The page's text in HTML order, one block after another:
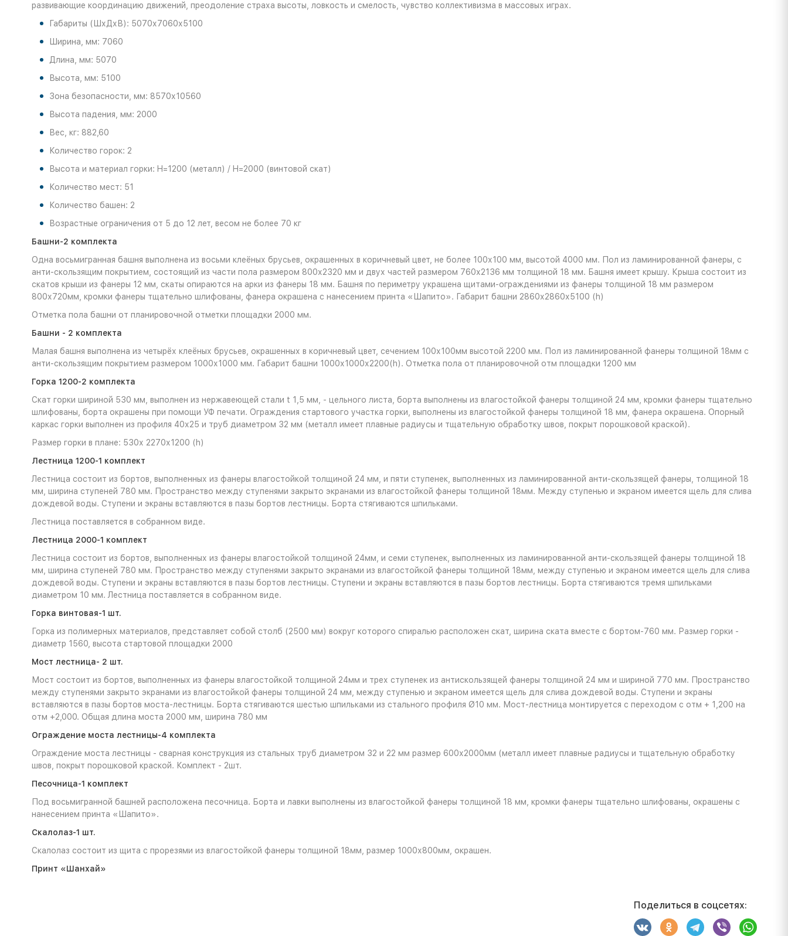
развивающие координацию движений, преодоление страха высоты, ловкость и смелость, чувство коллективизма в массовых играх.
Габариты (ШхДхВ): 5070х7060х5100
Ширина, мм: 7060
Длина, мм: 5070
Высота, мм: 5100
Зона безопасности, мм: 8570х10560
Высота падения, мм: 2000
Вес, кг: 882,60
Количество горок: 2
Высота и материал горки: H=1200 (металл) / H=2000 (винтовой скат)
Количество мест: 51
Количество башен: 2
Возрастные ограничения от 5 до 12 лет, весом не более 70 кг
Башни-2 комплекта
Одна восьмигранная башня выполнена из восьми клеёных брусьев, окрашенных в коричневый цвет, не более 100х100 мм, высотой 4000 мм. Пол из ламинированной фанеры, с
анти-скользящим покрытием, состоящий из части пола размером 800х2320 мм и двух частей размером 760х2136 мм толщиной 18 мм. Башня имеет крышу. Крыша состоит из
скатов крыши из фанеры 12 мм, скаты опираются на арки из фанеры 18 мм. Башня по периметру украшена щитами-ограждениями из фанеры толщиной 18 мм размером
800х720мм, кромки фанеры тщательно шлифованы, фанера окрашена с нанесением принта «Шапито». Габарит башни 2860х2860х5100 (h)
Отметка пола башни от планировочной отметки площадки 2000 мм.
Башни - 2 комплекта
Малая башня выполнена из четырёх клеёных брусьев, окрашенных в коричневый цвет, сечением 100х100мм высотой 2200 мм. Пол из ламинированной фанеры толщиной 18мм с
анти-скользящим покрытием размером 1000х1000 мм. Габарит башни 1000х1000х2200(h). Отметка пола от планировочной отм площадки 1200 мм
Горка 1200-2 комплекта
Скат горки шириной 530 мм, выполнен из нержавеющей стали t 1,5 мм, - цельного листа, борта выполнены из влагостойкой фанеры толщиной 24 мм, кромки фанеры тщательно
шлифованы, борта окрашены при помощи УФ печати. Ограждения стартового участка горки, выполнены из влагостойкой фанеры толщиной 18 мм, фанера окрашена. Опорный
каркас горки выполнен из профиля 40х25 и труб диаметром 32 мм (металл имеет плавные радиусы и тщательную обработку швов, покрыт порошковой краской).
Размер горки в плане: 530х 2270х1200 (h)
Лестница 1200-1 комплект
Лестница состоит из бортов, выполненных из фанеры влагостойкой толщиной 24 мм, и пяти ступенек, выполненных из ламинированной анти-скользящей фанеры, толщиной 18
мм, ширина ступеней 780 мм. Пространство между ступенями закрыто экранами из влагостойкой фанеры толщиной 18мм. Между ступенью и экраном имеется щель для слива
дождевой воды. Ступени и экраны вставляются в пазы бортов лестницы. Борта стягиваются шпильками.
Лестница поставляется в собранном виде.
Лестница 2000-1 комплект
Лестница состоит из бортов, выполненных из фанеры влагостойкой толщиной 24мм, и семи ступенек, выполненных из ламинированной анти-скользящей фанеры толщиной 18
мм, ширина ступеней 780 мм. Пространство между ступенями закрыто экранами из влагостойкой фанеры толщиной 18мм, между ступенью и экраном имеется щель для слива
дождевой воды. Ступени и экраны вставляются в пазы бортов лестницы. Ступени и экраны вставляются в пазы бортов лестницы. Борта стягиваются тремя шпильками
диаметром 10 мм. Лестница поставляется в собранном виде.
Горка винтовая-1 шт.
Горка из полимерных материалов, представляет собой столб (2500 мм) вокруг которого спиралью расположен скат, ширина ската вместе с бортом-760 мм. Размер горки -
диаметр 1560, высота стартовой площадки 2000
Мост лестница- 2 шт.
Мост состоит из бортов, выполненных из фанеры влагостойкой толщиной 24мм и трех ступенек из антискользящей фанеры толщиной 24 мм и шириной 770 мм. Пространство
между ступенями закрыто экранами из влагостойкой фанеры толщиной 24 мм, между ступенью и экраном имеется щель для слива дождевой воды. Ступени и экраны
вставляются в пазы бортов моста-лестницы. Борта стягиваются шестью шпильками из стального профиля Ø10 мм. Мост-лестница монтируется с переходом с отм + 1,200 на
отм +2,000. Общая длина моста 2000 мм, ширина 780 мм
Ограждение моста лестницы-4 комплекта
Ограждение моста лестницы - сварная конструкция из стальных труб диаметром 32 и 22 мм размер 600х2000мм (металл имеет плавные радиусы и тщательную обработку
швов, покрыт порошковой краской. Комплект - 2шт.
Песочница-1 комплект
Под восьмигранной башней расположена песочница. Борта и лавки выполнены из влагостойкой фанеры толщиной 18 мм, кромки фанеры тщательно шлифованы, окрашены с
нанесением принта «Шапито».
Скалолаз-1 шт.
Скалолаз состоит из щита с прорезями из влагостойкой фанеры толщиной 18мм, размер 1000х800мм, окрашен.
Принт «Шанхай»
Поделиться в соцсетях: